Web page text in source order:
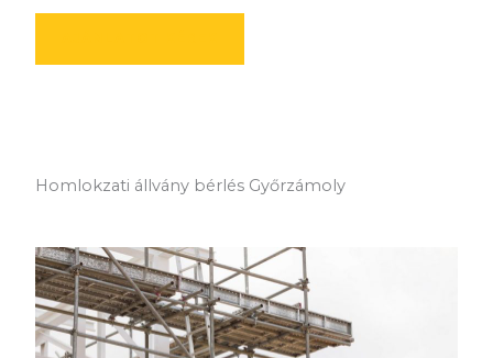
Homlokzati állvány bérlés Győrzámoly